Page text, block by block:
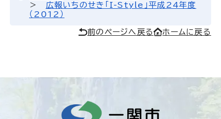
広報いちのせき「I-Style」平成24年度
（2012）
前のページへ戻る ホームに戻る